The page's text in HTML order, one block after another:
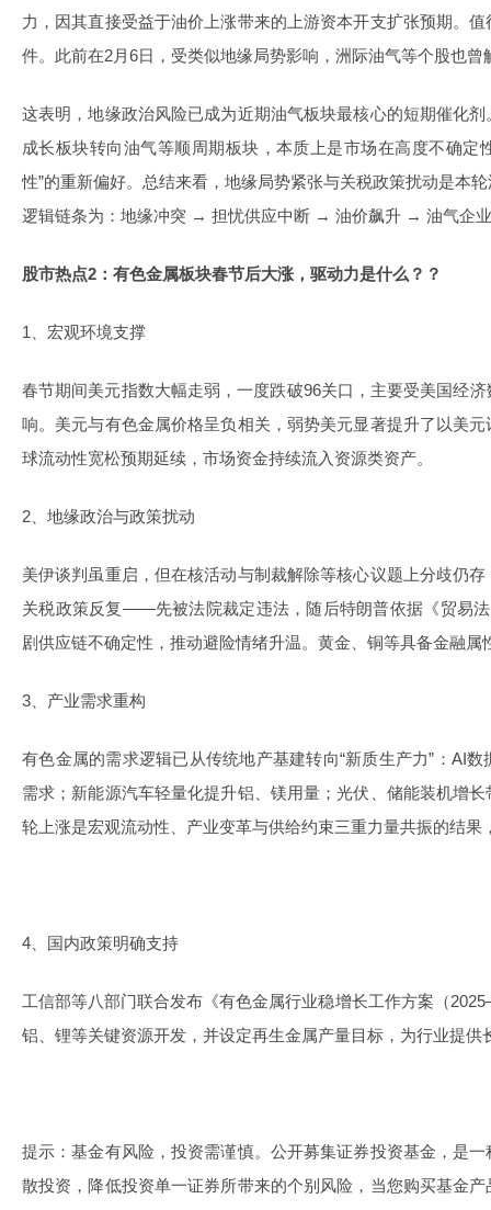
力，因其直接受益于油价上涨带来的上游资本开支扩张预期。
件。此前在2月6日，受类似地缘局势影响，洲际油气等个股也曾
这表明，地缘政治风险已成为近期油气板块最核心的短期催化
成长板块转向油气等顺周期板块，本质上是市场在高度不确定
性”的重新偏好。总结来看，地缘局势紧张与关税政策扰动是本
逻辑链条为：地缘冲突 → 担忧供应中断 → 油价飙升 → 油气企
股市热点2：有色金属板块春节后大涨，驱动力是什么？？
1、宏观环境支撑
春节期间美元指数大幅走弱，一度跌破96关口，主要受美国经
响。美元与有色金属价格呈负相关，弱势美元显著提升了以美
球流动性宽松预期延续，市场资金持续流入资源类资产。
2、地缘政治与政策扰动
美伊谈判虽重启，但在核活动与制裁解除等核心议题上分歧仍
关税政策反复——先被法院裁定违法，随后特朗普依据《贸易
剧供应链不确定性，推动避险情绪升温。黄金、铜等具备金融属
3、产业需求重构
有色金属的需求逻辑已从传统地产基建转向“新质生产力”：AI
需求；新能源汽车轻量化提升铝、镁用量；光伏、储能装机增
轮上涨是宏观流动性、产业变革与供给约束三重力量共振的结果
4、国内政策明确支持
工信部等八部门联合发布《有色金属行业稳增长工作方案（
铝、锂等关键资源开发，并设定再生金属产量目标，为行业提供
提示：基金有风险，投资需谨慎。公开募集证券投资基金，是
散投资，降低投资单一证券所带来的个别风险，当您购买基金